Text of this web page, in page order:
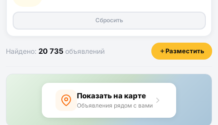
Сбросить
Найдено: 20 735 объявлений Разместить
Показать на карте
Объявления рядом с вами